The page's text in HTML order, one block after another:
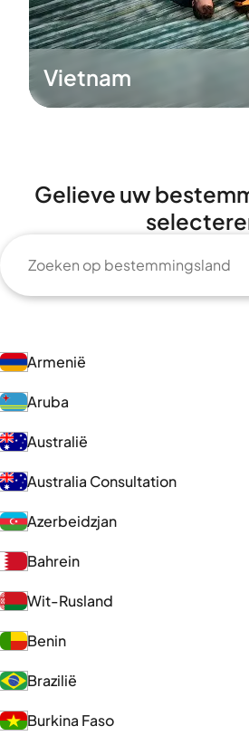
Vietnam
Gelieve uw
Armenië
Aruba
Australië
Australia Consultation
Azerbeidzjan
Bahrein
Wit-Rusland
Benin
Brazilië
Burkina Faso